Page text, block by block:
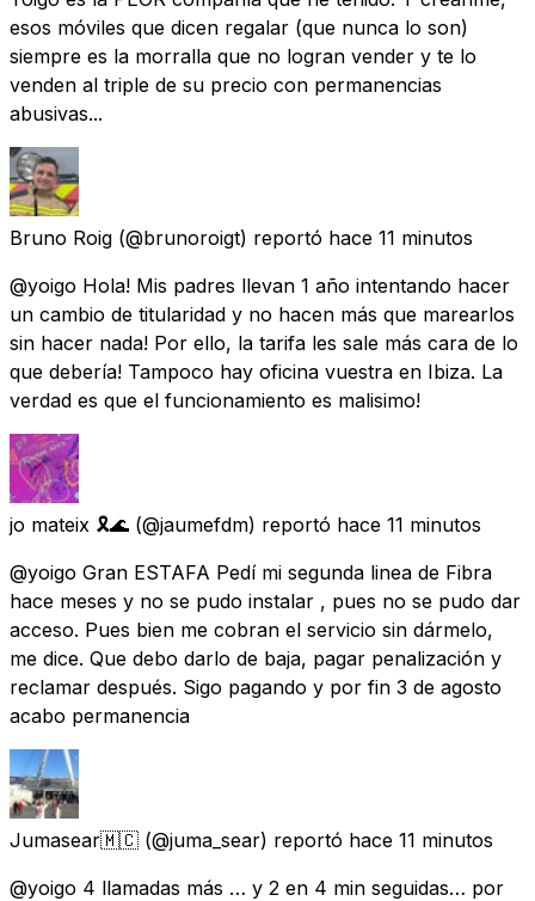
esos móviles que dicen regalar (que nunca lo son)
siempre es la morralla que no logran vender y te lo
venden al triple de su precio con permanencias
abusivas...
Bruno Roig (@brunoroigt) reportó hace 11 minutos
@yoigo Hola! Mis padres llevan 1 año intentando hacer
un cambio de titularidad y no hacen más que marearlos
sin hacer nada! Por ello, la tarifa les sale más cara de lo
que debería! Tampoco hay oficina vuestra en Ibiza. La
verdad es que el funcionamiento es malisimo!
jo mateix 🎗🌊 (@jaumefdm) reportó hace 11 minutos
@yoigo Gran ESTAFA Pedí mi segunda linea de Fibra
hace meses y no se pudo instalar , pues no se pudo dar
acceso. Pues bien me cobran el servicio sin dármelo,
me dice. Que debo darlo de baja, pagar penalización y
reclamar después. Sigo pagando y por fin 3 de agosto
acabo permanencia
Jumasear🇲🇨 (@juma_sear) reportó hace 11 minutos
@yoigo 4 llamadas más … y 2 en 4 min seguidas… por